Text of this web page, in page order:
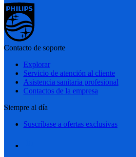
Contacto de soporte
Explorar
Servicio de atención al cliente
Asistencia sanitaria profesional
Contactos de la empresa
Siempre al día
Suscríbase a ofertas exclusivas